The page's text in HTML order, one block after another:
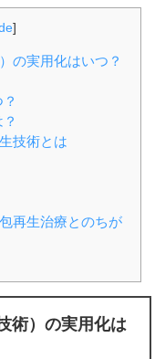
]
の実用化はいつ？
技術とは
再生治療とのちが
術）の実用化は